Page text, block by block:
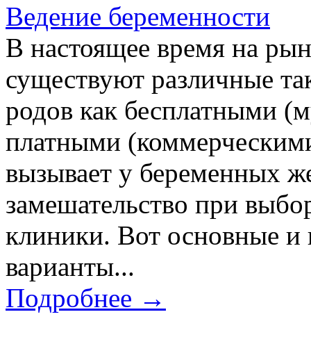
Ведение беременности
В настоящее время на
существуют различные
родов как бесплатными
платными
вызывает у беременных
замешательство при
клиники. Вот основные и
варианты...
Подробнее →